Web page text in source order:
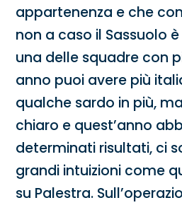
appartenenza e che
non a caso il Sassuolo
una delle squadre con
anno puoi avere più
qualche sardo in più,
chiaro e quest’anno
determinati risultati, ci
grandi intuizioni come
su Palestra.